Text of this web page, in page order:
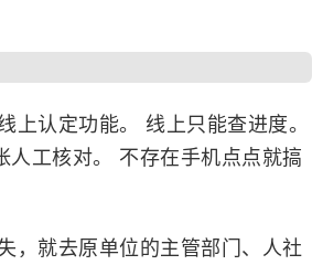
认定功能。 线上只能查进度。
工核对。 不存在手机点点就搞
，就去原单位的主管部门、人社